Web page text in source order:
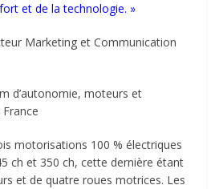
et de la technologie. »
Marketing et Communication
d’autonomie, moteurs et
motorisations 100 % électriques
ch et 350 ch, cette dernière étant
et de quatre roues motrices. Les